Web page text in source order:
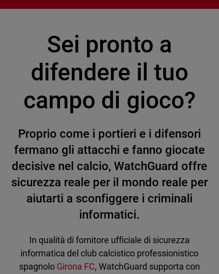
Sei pronto a
difendere il tuo
campo di gioco?
Proprio come i portieri e i difensori
fermano gli attacchi e fanno giocate
decisive nel calcio, WatchGuard offre
sicurezza reale per il mondo reale per
aiutarti a sconfiggere i criminali
informatici.
In qualità di fornitore ufficiale di sicurezza
informatica del club calcistico professionistico
spagnolo Girona FC, WatchGuard supporta con